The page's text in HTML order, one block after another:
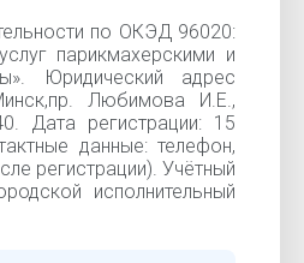
по ОКЭД 96020:
парикмахерскими и
Юридический адрес
Любимова И.Е.,
Дата регистрации: 15
данные: телефон,
регистрации). Учётный
исполнительный